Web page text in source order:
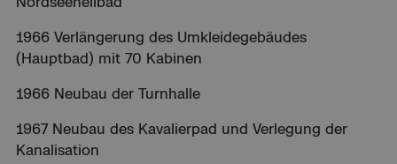
1966 Verlängerung des Umkleidegebäudes
(Hauptbad) mit 70 Kabinen
1966 Neubau der Turnhalle
1967 Neubau des Kavalierpad und Verlegung der
Kanalisation